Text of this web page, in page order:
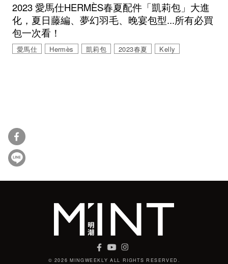
2023 愛馬仕HERMÈS春夏配件「凱莉包」大進
化，夏日藤編、夢幻羽毛、晚宴包型...所有必買
包一次看！
愛馬仕 Hermès 凱莉包 2023春夏 Kelly
© 2026 MINGWEEKLY ALL RIGHTS RESERVED.